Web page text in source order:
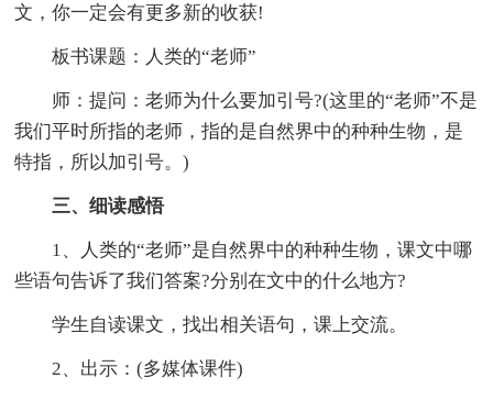
文，你一定会有更多新的收获!
板书课题：人类的“老师”
师：提问：老师为什么要加引号?(这里的“老师”不是
我们平时所指的老师，指的是自然界中的种种生物，是
特指，所以加引号。)
三、细读感悟
1、人类的“老师”是自然界中的种种生物，课文中哪
些语句告诉了我们答案?分别在文中的什么地方?
学生自读课文，找出相关语句，课上交流。
2、出示：(多媒体课件)